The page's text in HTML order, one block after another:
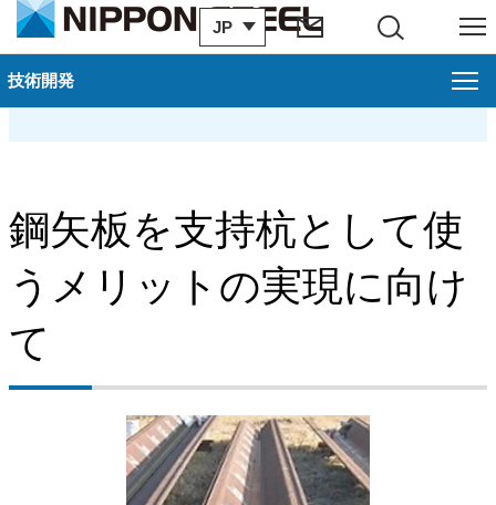
JP
サイト内検索 メニュー
技術開発
研究開発事例：環境・プロセス
研究開発事例：基盤研究
技術開発本部/研究所
技術論文・技報
先端加工鋼矢板
鋼矢板を支持杭として使
うメリットの実現に向け
て